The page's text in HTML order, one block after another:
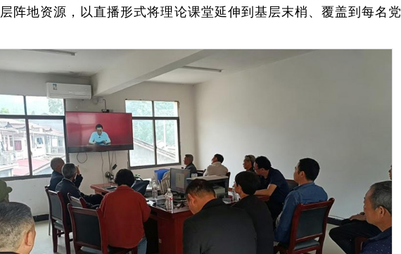
阵地资源，以直播形式将理论课堂延伸到基层末梢、覆盖到每名党